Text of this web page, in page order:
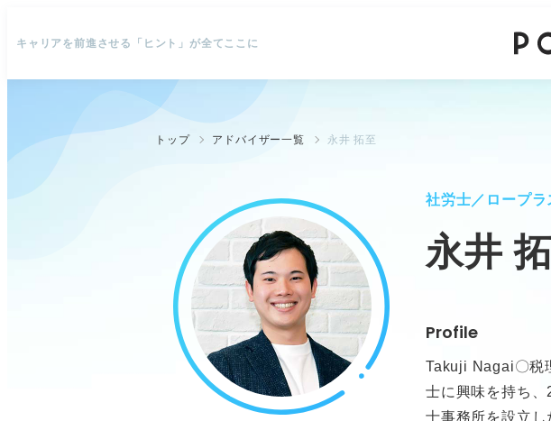
キャリアを前進させる「ヒント」が全てここに
トップ アドバイザー一覧 永井 拓至
社労士／ロープ
永井
Profile
Takuji Nagai〇税
士に興味を持ち
士事務所を設立し